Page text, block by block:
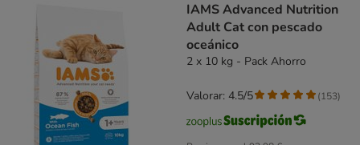
IAMS Advanced Nutrition
Adult Cat con pescado
oceánico
2 x 10 kg - Pack Ahorro
Valorar: 4.5/5 (153)